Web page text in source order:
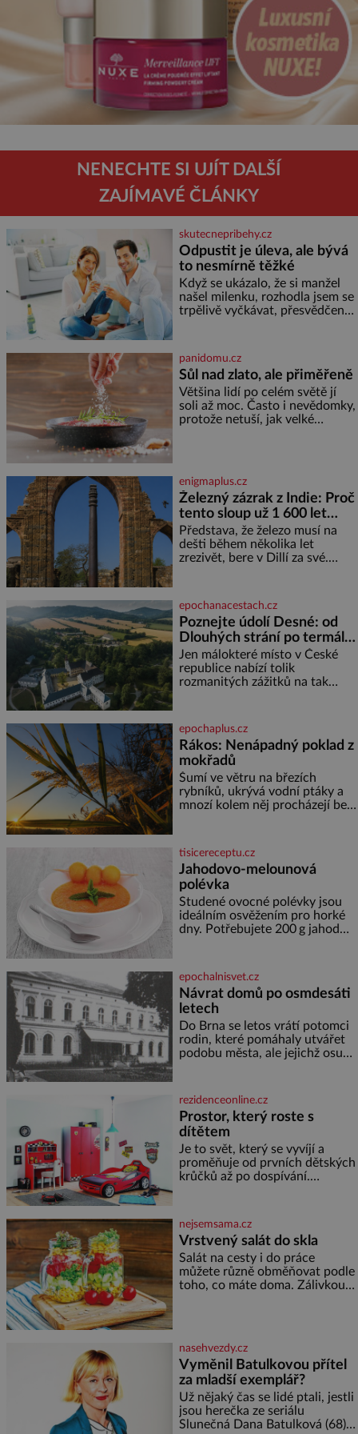
NENECHTE SI UJÍT DALŠÍ
ZAJÍMAVÉ ČLÁNKY
skutecnepribehy.cz
Odpustit je úleva, ale bývá
to nesmírně těžké
Když se ukázalo, že si manžel
našel milenku, rozhodla jsem se
trpělivě vyčkávat, přesvědčena,
nejtěžších věcí na světě. Ale
každý, kdo s tím má nějaké
zkušenosti, se zapřísahá, že
pokud odpustíte, znatelně se
vám uleví. Když se ke mně
doneslo, že si manžel pořídil
panidomu.cz
Sůl nad zlato, ale přiměřeně
Většina lidí po celém světě jí
soli až moc. Často i nevědomky,
protože netuší, jak velké
sladkých. Sůl je zdravá Ale v
ani ne třetinovém množství, než
je pro většinu populace běžné.
Její základní složky– sodík a
chlór – jsou zásadní pro
správné hospodaření
enigmaplus.cz
Železný zázrak z Indie: Proč
tento sloup už 1 600 let
nezná rez?
Představa, že železo musí na
dešti během několika let
zrezivět, bere v Dillí za své.
železný sloup, který už přibližně
1 600 let odolává počasí
epochanacestach.cz
Poznejte údolí Desné: od
Dlouhých strání po termální
prameny
Jen málokteré místo v České
republice nabízí tolik
rozmanitých zážitků na tak
jediného dne můžete
nahlédnout do útrob jedné z
nejvýznamnějších vodních
elektráren v Evropě, vydat se na
horské hřebeny, projet se na
koloběžce a den zakončit
poznáváním památek ve
epochaplus.cz
Rákos: Nenápadný poklad z
mokřadů
Šumí ve větru na březích
rybníků, ukrývá vodní ptáky a
mnozí kolem něj procházejí bez
lodě, zapisovat první texty a
inspiroval řadu pověstí. Tato
skromná, ale užitečná rostlina
provází člověka už tisíce let.
Většina lidí vnímá rákos jen jako
obyčejnou kulisu letního
koupání. Stačí se však podívat
tisicereceptu.cz
Jahodovo-melounová
polévka
Studené ovocné polévky jsou
ideálním osvěžením pro horké
dny. Potřebujete 200 g jahod
cukru krystal 1 lžíci medu 200 g
zakysané sm
epochalnisvet.cz
Návrat domů po osmdesáti
letech
Do Brna se letos vrátí potomci
rodin, které pomáhaly utvářet
podobu města, ale jejichž osudy
Placzek, Löw-Beer, Fuhrmann,
Kohn a Stiassni se stanou
jednou z hlavních
dramaturgických linií festivalu
židovské kultury ŠTETL FEST
2026. Některé návraty nejsou
jednoduché. Místa, která si
rezidenceonline.cz
Prostor, který roste s
dítětem
Je to svět, který se vyvíjí a
proměňuje od prvních dětských
krůčků až po dospívání.
soustředění i odpočinek a
reaguje na každou etapu života
a specifické potřeby dítěte. Pro
nejmenší je klíčová
jednoduchost, měkkost a
bezpečí, proto by pokoj
nejsemsama.cz
Vrstvený salát do skla
Salát na cesty i do práce
můžete různě obměňovat podle
toho, co máte doma. Zálivkou
nebo jiného salátu (římský salát,
polníček…) ✿ 1 malá konzerva
kukuřice ✿ ½ okurky ✿ 2
rajčata Zálivka: ✿ 4 lžíce
olivového oleje ✿ 1 lžíci
citronové šťávy ✿ ½ stroužku
nasehvezdy.cz
Vyměnil Batulkovou přítel
za mladší exemplář?
Už nějaký čas se lidé ptali, jestli
jsou herečka ze seriálu
Slunečná Dana Batulková (68) a